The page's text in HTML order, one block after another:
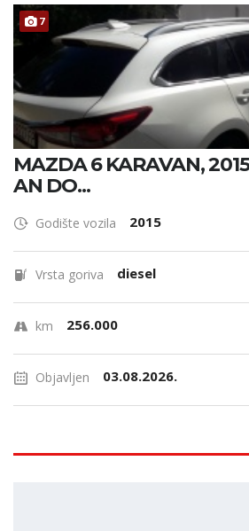
7
MAZDA 6 KARAVAN,
AN DO...
Godište vozila 2015
Vrsta goriva diesel
km 256.000
Objavljen 03.08.2026.